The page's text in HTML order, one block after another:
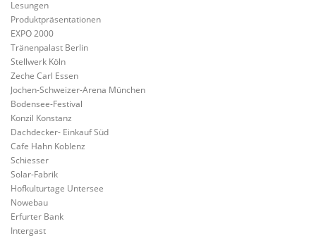
Lesungen
Produktpräsentationen
EXPO 2000
Tränenpalast Berlin
Stellwerk Köln
Zeche Carl Essen
Jochen-Schweizer-Arena München
Bodensee-Festival
Konzil Konstanz
Dachdecker- Einkauf Süd
Cafe Hahn Koblenz
Schiesser
Solar-Fabrik
Hofkulturtage Untersee
Nowebau
Erfurter Bank
Intergast